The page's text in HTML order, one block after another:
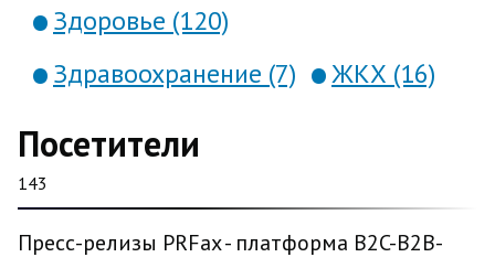
Здоровье (120)
Здравоохранение (7)
ЖКХ (16)
Посетители
143
Пресс-релизы PRFax - платформа B2C-B2B-